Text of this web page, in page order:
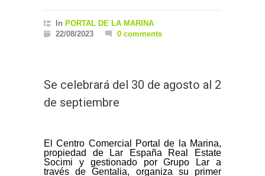
In PORTAL DE LA MARINA
22/08/2023
0 comments
Se celebrará del 30 de agosto al 2
de septiembre
El Centro Comercial Portal de la Marina,
propiedad de Lar España Real Estate
Socimi y gestionado por Grupo Lar a
través de Gentalia, organiza su primer